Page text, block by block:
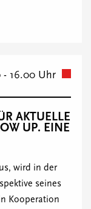
- 16.00 Uhr
AKTUELLE
UP. EINE
wird in der
seines
Kooperation